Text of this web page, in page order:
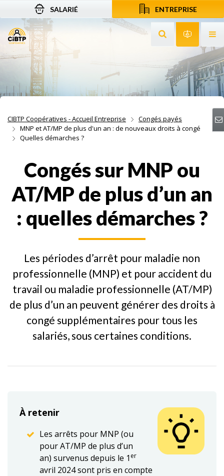
Aller au contenu
Aller à la recherche
Aller à la navigation
SALARIÉ ENTREPRISE
Rechercher sur
CIBTP Coopératives - Accueil Entreprise
Congés payés
MNP et AT/MP de plus d'un an : de nouveaux droits à congé
Quelles démarches ?
Congés sur MNP ou
AT/MP de plus d’un an
: quelles démarches ?
Les périodes d’arrêt pour maladie non
professionnelle (MNP) et pour accident du
travail ou maladie professionnelle (AT/MP)
de plus d’un an peuvent générer des droits à
congé supplémentaires pour tous les
salariés, sous certaines conditions.
À retenir
Les arrêts pour MNP (ou
pour AT/MP de plus d’un
an) survenus depuis le 1 er
avril 2024 sont pris en compte